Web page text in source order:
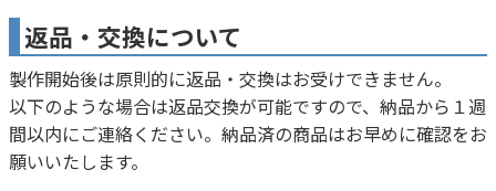
返品・交換について
製作開始後は原則的に返品・交換はお受けできません。
以下のような場合は返品交換が可能ですので、納品から１週
間以内にご連絡ください。納品済の商品はお早めに確認をお
願いいたします。